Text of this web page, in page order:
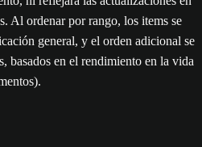
Al ordenar por rango, los items se
general, y el orden adicional se
basados en el rendimiento en la vida